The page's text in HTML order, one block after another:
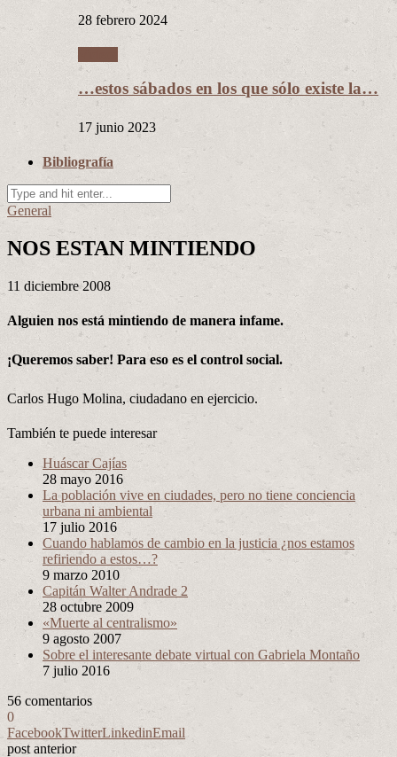
28 febrero 2024
…estos sábados en los que sólo existe la…
17 junio 2023
Bibliografía
General
NOS ESTAN MINTIENDO
11 diciembre 2008
Alguien nos está mintiendo de manera infame.
¡Queremos saber! Para eso es el control social.
Carlos Hugo Molina, ciudadano en ejercicio.
También te puede interesar
Huáscar Cajías
28 mayo 2016
La población vive en ciudades, pero no tiene conciencia
urbana ni ambiental
17 julio 2016
Cuando hablamos de cambio en la justicia ¿nos estamos
refiriendo a estos…?
9 marzo 2010
Capitán Walter Andrade 2
28 octubre 2009
«Muerte al centralismo»
9 agosto 2007
Sobre el interesante debate virtual con Gabriela Montaño
7 julio 2016
56 comentarios
0
FacebookTwitterLinkedinEmail
post anterior